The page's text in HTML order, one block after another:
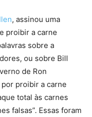
, assinou uma
proibir a carne
sobre a
ou sobre Bill
de Ron
proibir a carne
total às carnes
falsas”. Essas foram